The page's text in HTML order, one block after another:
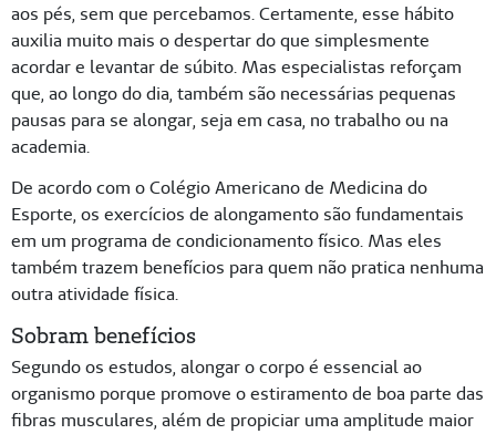
aos pés, sem que percebamos. Certamente, esse hábito
auxilia muito mais o despertar do que simplesmente
acordar e levantar de súbito. Mas especialistas reforçam
que, ao longo do dia, também são necessárias pequenas
pausas para se alongar, seja em casa, no trabalho ou na
academia.
De acordo com o Colégio Americano de Medicina do
Esporte, os exercícios de alongamento são fundamentais
em um programa de condicionamento físico. Mas eles
também trazem benefícios para quem não pratica nenhuma
outra atividade física.
Sobram benefícios
Segundo os estudos, alongar o corpo é essencial ao
organismo porque promove o estiramento de boa parte das
fibras musculares, além de propiciar uma amplitude maior